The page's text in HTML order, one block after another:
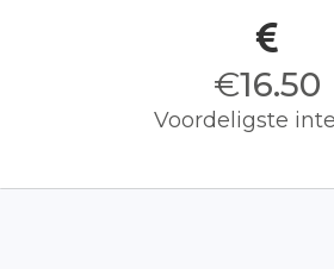
€16.50
Voordeligste